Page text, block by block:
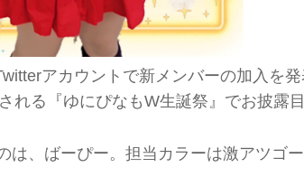
アカウントで新メンバーの加入を
れる『ゆにぴなもW生誕祭』でお披露目
、ばーぴー。担当カラーは激アツゴー